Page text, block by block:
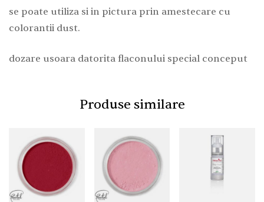
se poate utiliza si in pictura prin amestecare cu
colorantii dust.
dozare usoara datorita flaconului special conceput
Produse similare